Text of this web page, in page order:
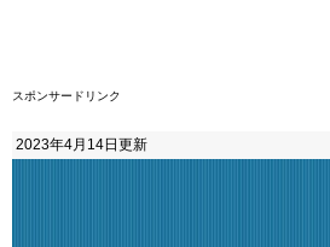
スポンサードリンク
2023年4月14日更新